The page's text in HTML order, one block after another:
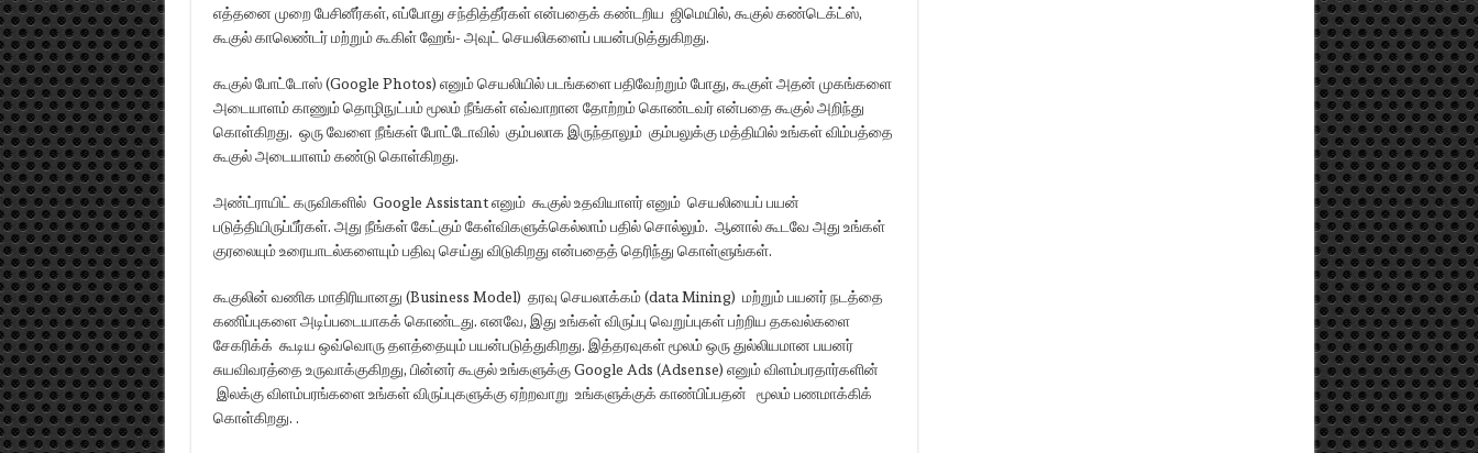
எத்தனை முறை பேசினீர்கள், எப்போது சந்தித்தீர்கள் என்பதைக் கண்டறிய ஜிமெயில், கூகுல் கண்டெக்ட்ஸ்,
கூகுல் காலெண்டர் மற்றும் கூகிள் ஹேங்- அவுட் செயலிகளைப் பயன்படுத்துகிறது.
கூகுல் போட்டோஸ் (Google Photos) எனும் செயலியில் படங்களை பதிவேற்றும் போது, கூகுள் அதன் முகங்களை
அடையாளம் காணும் தொழிநுட்பம் மூலம் நீங்கள் எவ்வாறான தோற்றம் கொண்டவர் என்பதை கூகுல் அறிந்து
கொள்கிறது. ஒரு வேளை நீங்கள் போட்டோவில் கும்பலாக இருந்தாலும் கும்பலுக்கு மத்தியில் உங்கள் விம்பத்தை
கூகுல் அடையாளம் கண்டு கொள்கிறது.
அண்ட்ராயிட் கருவிகளில் Google Assistant எனும் கூகுல் உதவியாளர் எனும் செயலியைப் பயன்
படுத்தியிருப்பீர்கள். அது நீங்கள் கேட்கும் கேள்விகளுக்கெல்லாம் பதில் சொல்லும். ஆனால் கூடவே அது உங்கள்
குரலையும் உரையாடல்களையும் பதிவு செய்து விடுகிறது என்பதைத் தெரிந்து கொள்ளுங்கள்.
கூகுலின் வணிக மாதிரியானது (Business Model) தரவு செயலாக்கம் (data Mining) மற்றும் பயனர் நடத்தை
கணிப்புகளை அடிப்படையாகக் கொண்டது. எனவே, இது உங்கள் விருப்பு வெறுப்புகள் பற்றிய தகவல்களை
சேகரிக்க் கூடிய ஒவ்வொரு தளத்தையும் பயன்படுத்துகிறது. இத்தரவுகள் மூலம் ஒரு துல்லியமான பயனர்
சுயவிவரத்தை உருவாக்குகிறது, பின்னர் கூகுல் உங்களுக்கு Google Ads (Adsense) எனும் விளம்பரதார்களின்
இலக்கு விளம்பரங்களை உங்கள் விருப்புகளுக்கு ஏற்றவாறு உங்களுக்குக் காண்பிப்பதன் மூலம் பணமாக்கிக்
கொள்கிறது. .